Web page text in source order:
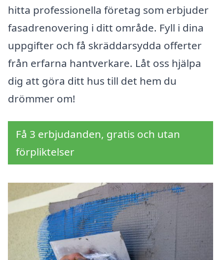
hitta professionella företag som erbjuder
fasadrenovering i ditt område. Fyll i dina
uppgifter och få skräddarsydda offerter
från erfarna hantverkare. Låt oss hjälpa
dig att göra ditt hus till det hem du
drömmer om!
Få 3 erbjudanden, gratis och utan
förpliktelser